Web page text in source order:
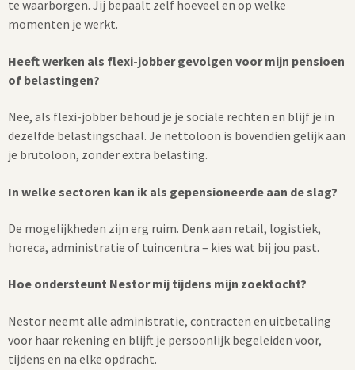
te waarborgen. Jij bepaalt zelf hoeveel en op welke
momenten je werkt.
Heeft werken als flexi-jobber gevolgen voor mijn pensioen
of belastingen?
Nee, als flexi-jobber behoud je je sociale rechten en blijf je in
dezelfde belastingschaal. Je nettoloon is bovendien gelijk aan
je brutoloon, zonder extra belasting.
In welke sectoren kan ik als gepensioneerde aan de slag?
De mogelijkheden zijn erg ruim. Denk aan retail, logistiek,
horeca, administratie of tuincentra – kies wat bij jou past.
Hoe ondersteunt Nestor mij tijdens mijn zoektocht?
Nestor neemt alle administratie, contracten en uitbetaling
voor haar rekening en blijft je persoonlijk begeleiden voor,
tijdens en na elke opdracht.